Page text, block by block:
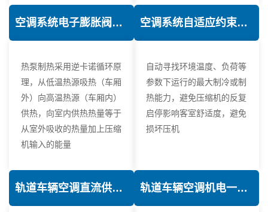
空调系统电子膨胀阀热力学优化技术
热泵制热采用逆卡诺循环原
理，从低温热源吸热（车厢
外）向高温热源（车厢内）
供热，向室内供热热量等于
从室外吸收的热量加上压缩
机输入的能量
空调系统自适应约束控制技术
自动寻找环境温度、负荷等
参数下运行的最大制冷或制
热能力，避免压缩机的反复
启停影响客室舒适度，避免
损坏压机
轨道车辆空调直流供电技术 轨道车辆空调机电一体化技术